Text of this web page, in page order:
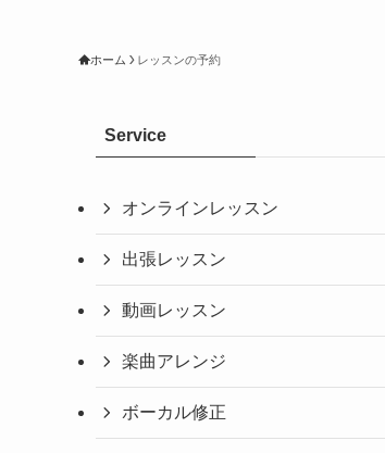
ホーム レッスンの予約
Service
オンラインレッスン
出張レッスン
動画レッスン
楽曲アレンジ
ボーカル修正